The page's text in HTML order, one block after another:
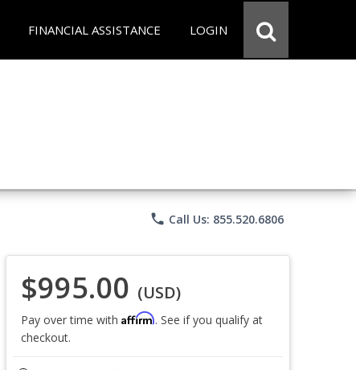
FINANCIAL ASSISTANCE LOGIN
phone Call Us: 855.520.6806
$995.00 (USD)
Pay over time with Affirm. See if you qualify at
checkout.